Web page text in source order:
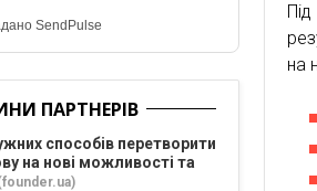
на
SendPulse
ПАРТНЕРІВ
способів перетворити
на нові можливості та